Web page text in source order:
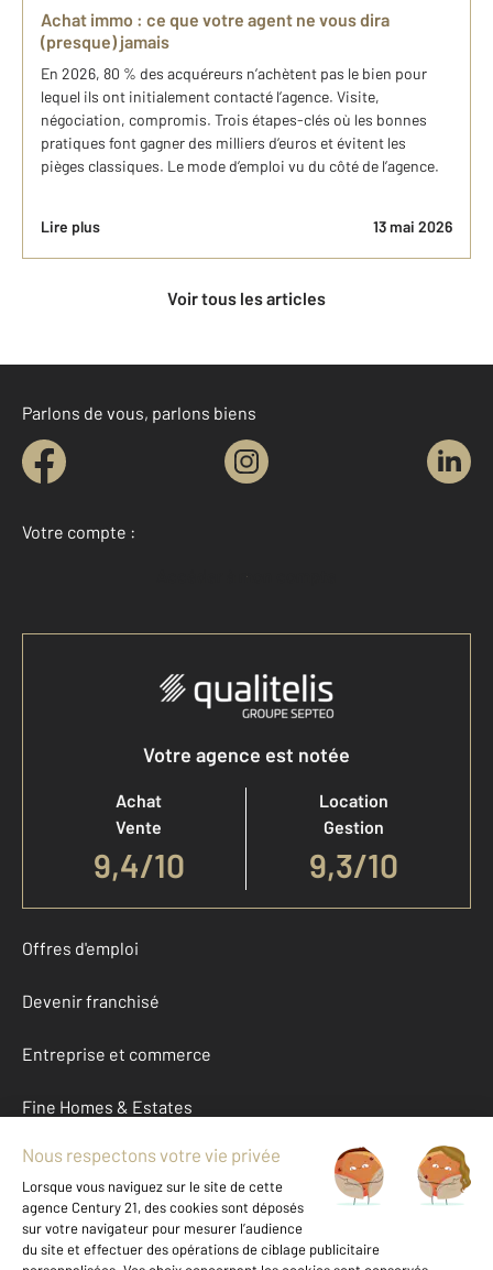
Achat immo : ce que votre agent ne vous dira
(presque) jamais
En 2026, 80 % des acquéreurs n’achètent pas le bien pour
lequel ils ont initialement contacté l’agence. Visite,
négociation, compromis. Trois étapes-clés où les bonnes
pratiques font gagner des milliers d’euros et évitent les
pièges classiques. Le mode d’emploi vu du côté de l’agence.
Lire plus 13 mai 2026
Voir tous les articles
Parlons de vous, parlons biens
Votre compte :
Accéder à mon compte
Votre agence est notée
Achat
Vente
9,4/10
Location
Gestion
9,3/10
Offres d'emploi
Devenir franchisé
Entreprise et commerce
Fine Homes & Estates
À propos
International
Nous contacter